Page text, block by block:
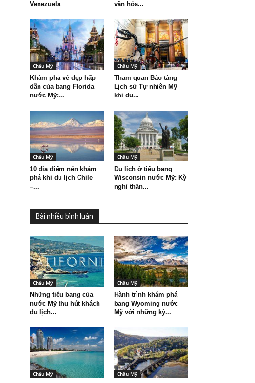
Venezuela
văn hóa...
Châu Mỹ
Khám phá vẻ đẹp hấp
dẫn của bang Florida
nước Mỹ:...
Châu Mỹ
Tham quan Bảo tàng
Lịch sử Tự nhiên Mỹ
khi du...
Châu Mỹ
10 địa điểm nên khám
phá khi du lịch Chile
–...
Châu Mỹ
Du lịch ở tiểu bang
Wisconsin nước Mỹ: Kỳ
nghỉ thần...
Bài nhiều bình luận
Châu Mỹ
Những tiểu bang của
nước Mỹ thu hút khách
du lịch...
Châu Mỹ
Hành trình khám phá
bang Wyoming nước
Mỹ với những kỳ...
Châu Mỹ Châu Mỹ